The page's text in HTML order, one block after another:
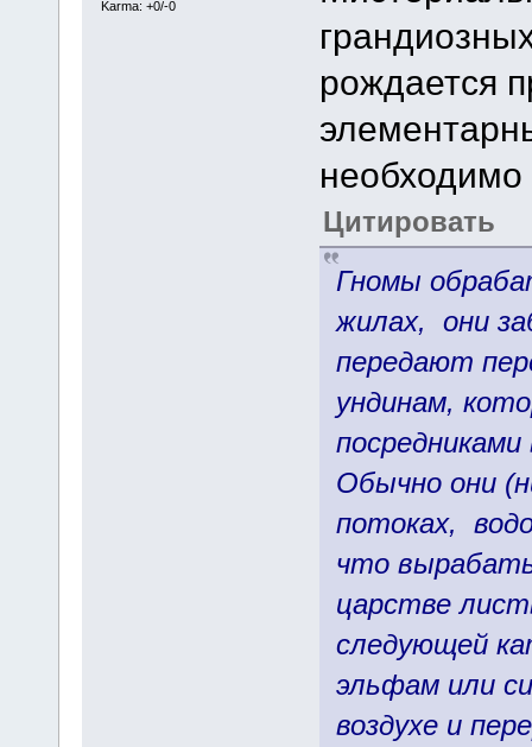
Karma: +0/-0
рождается
необходимо
Цитировать
Гномы
жилах, они
передают
ундинам,
Обычно они
потоках,
что
царстве
следующей
эльфам или
воздухе и